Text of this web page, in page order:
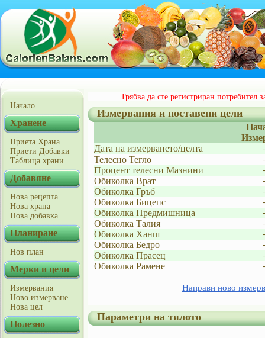
Начало
Хранене
Приета Храна
Приети Добавки
Таблица храни
Добавяне
Нова рецепта
Нова храна
Нова добавка
Планиране
Нов план
Мерки и цели
Измервания
Ново измерване
Нова цел
Полезно
Трябва да сте регистриран потребител
Измервания и поставени цели
Дата на измерването/целта
-
Телесно Тегло -
Процент телесни Мазнини -
Обиколка Врат -
Обиколка Гръб -
Обиколка Бицепс -
Обиколка Предмишница -
Обиколка Талия -
Обиколка Ханш -
Обиколка Бедро -
Обиколка Прасец -
Обиколка Рамене -
Направи ново
Параметри на тялото